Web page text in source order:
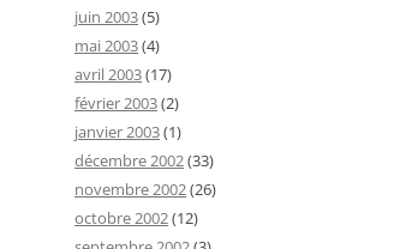
juin 2003(5)
mai 2003(4)
avril 2003(17)
février 2003(2)
janvier 2003(1)
décembre 2002(33)
novembre 2002(26)
octobre 2002(12)